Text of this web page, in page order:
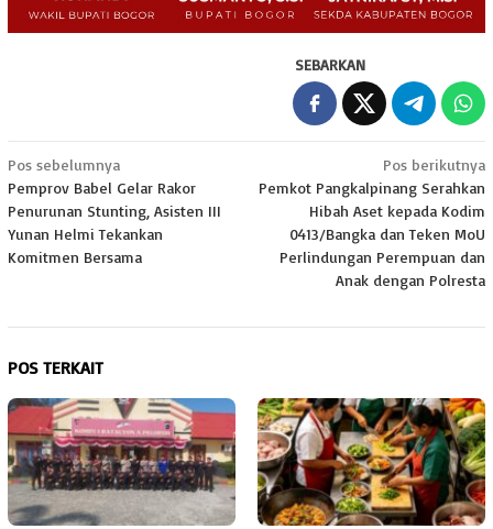
SEBARKAN
Navigasi
pos
Pos sebelumnya
Pemprov Babel Gelar Rakor
Penurunan Stunting, Asisten III
Yunan Helmi Tekankan
Komitmen Bersama
Pos berikutnya
Pemkot Pangkalpinang Serahkan
Hibah Aset kepada Kodim
0413/Bangka dan Teken MoU
Perlindungan Perempuan dan
Anak dengan Polresta
POS TERKAIT